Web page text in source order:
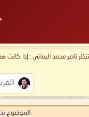
ناصر محمد اليماني : إذا كانت
الموضوع: